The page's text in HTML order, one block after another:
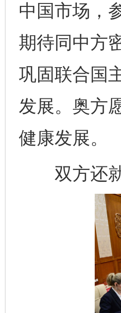
中国市场，
期待同中方
巩固联合国
发展。奥方
健康发展。
双方还就